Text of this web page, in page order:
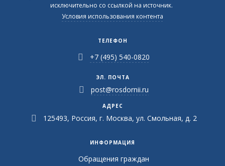
исключительно со ссылкой на источник.
Условия использования контента
ТЕЛЕФОН
+7 (495) 540-0820
ЭЛ. ПОЧТА
post@rosdornii.ru
АДРЕС
125493, Россия, г. Москва, ул. Смольная, д. 2
ИНФОРМАЦИЯ
Обращения граждан